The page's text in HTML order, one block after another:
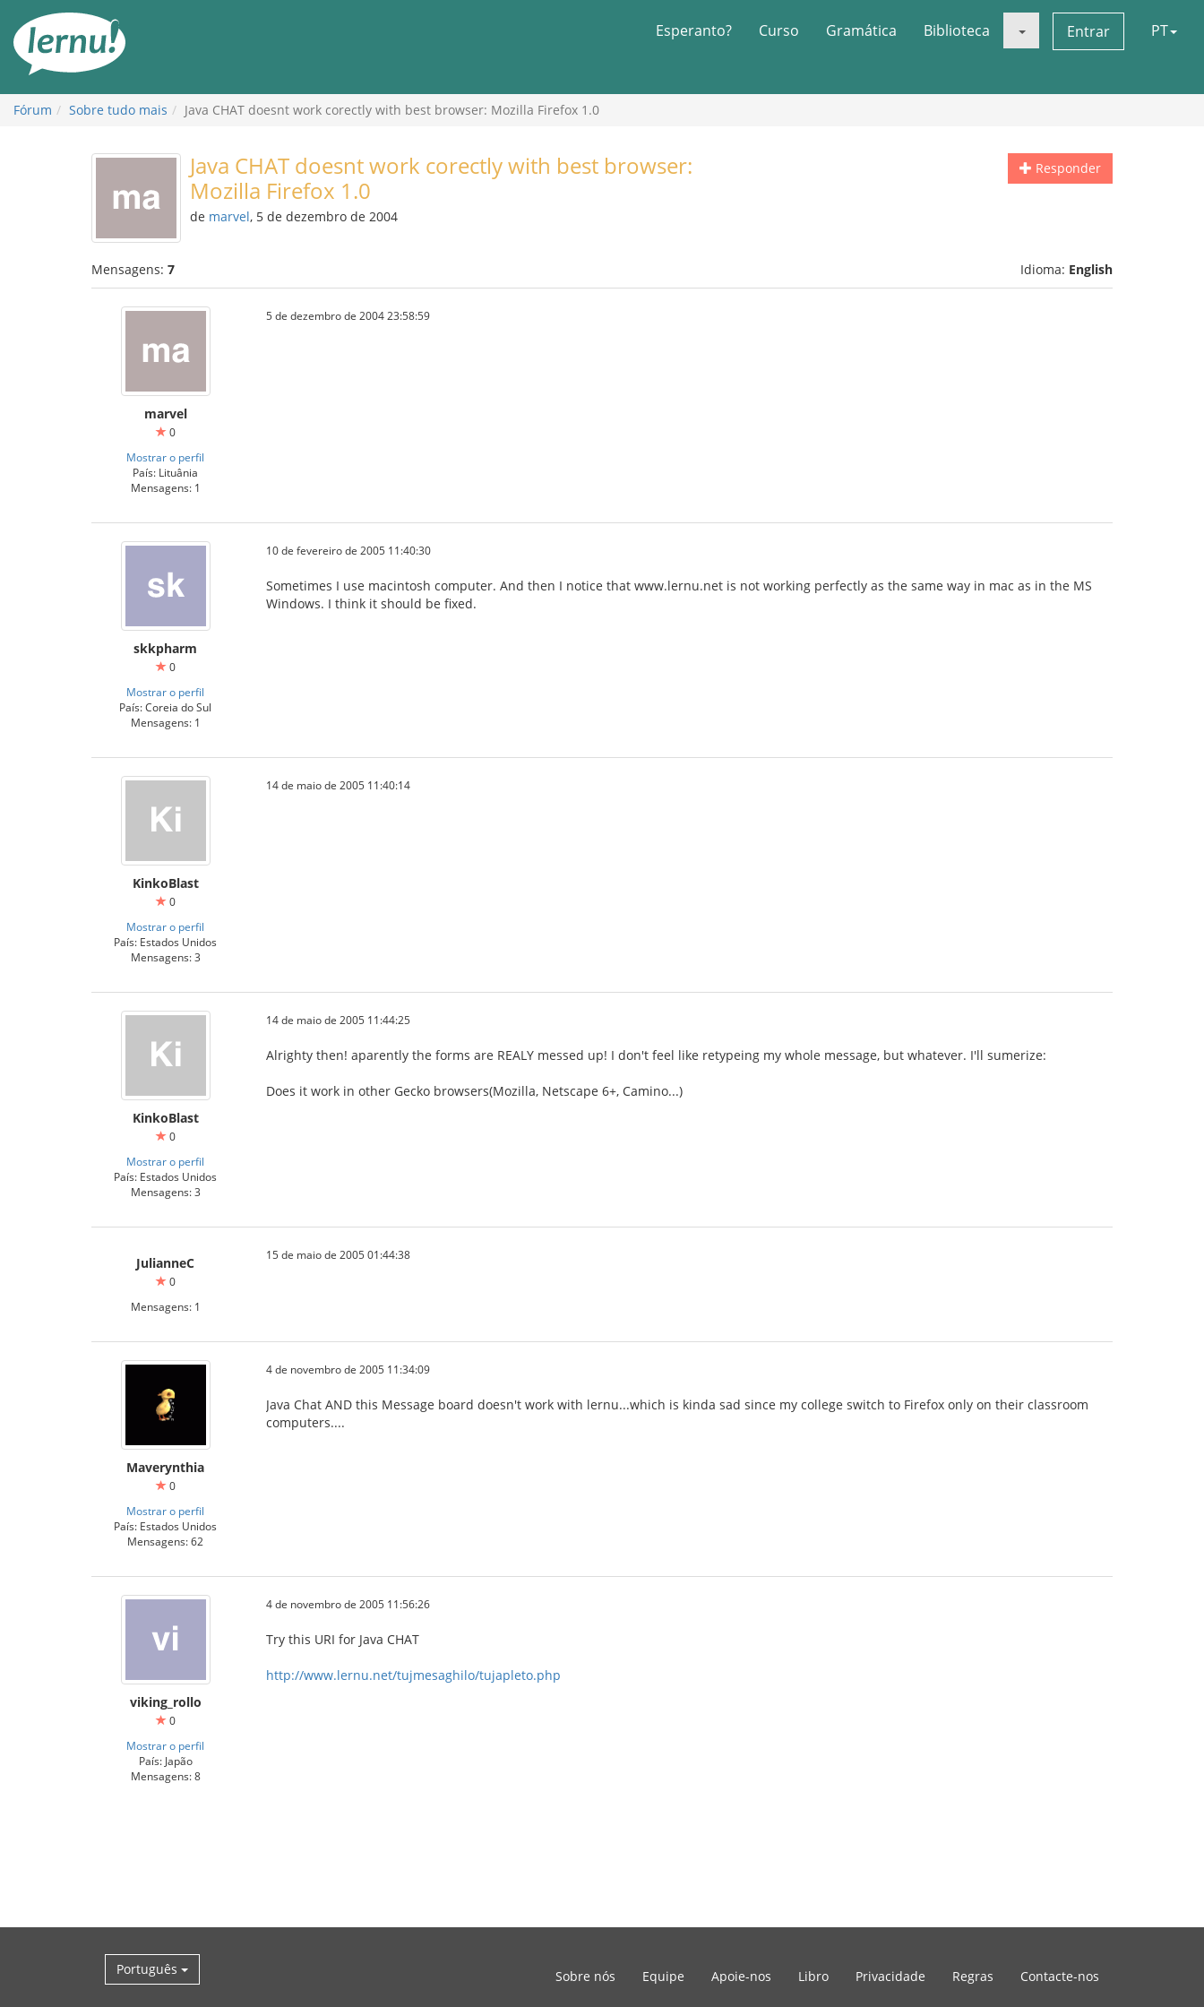
conteúdo
Esperanto? Curso Gramática Biblioteca Entrar PT
Fórum Sobre tudo mais Java CHAT doesnt work corectly with best browser: Mozilla Firefox 1.0
Responder
Java CHAT doesnt work corectly with best browser:
Mozilla Firefox 1.0
de marvel, 5 de dezembro de 2004
Mensagens: 7 Idioma: English
marvel
0
Mostrar o perfil
País: Lituânia
Mensagens: 1
5 de dezembro de 2004 23:58:59
skkpharm
0
Mostrar o perfil
País: Coreia do Sul
Mensagens: 1
10 de fevereiro de 2005 11:40:30
Sometimes I use macintosh computer. And then I notice that www.lernu.net is not working perfectly as the same way in mac as in the MS
Windows. I think it should be fixed.
KinkoBlast
0
Mostrar o perfil
País: Estados Unidos
Mensagens: 3
14 de maio de 2005 11:40:14
KinkoBlast
0
Mostrar o perfil
País: Estados Unidos
Mensagens: 3
14 de maio de 2005 11:44:25
Alrighty then! aparently the forms are REALY messed up! I don't feel like retypeing my whole message, but whatever. I'll sumerize:
Does it work in other Gecko browsers(Mozilla, Netscape 6+, Camino...)
JulianneC
0
Mensagens: 1
15 de maio de 2005 01:44:38
Maverynthia
0
Mostrar o perfil
País: Estados Unidos
Mensagens: 62
4 de novembro de 2005 11:34:09
Java Chat AND this Message board doesn't work with lernu...which is kinda sad since my college switch to Firefox only on their classroom
computers....
viking_rollo
0
Mostrar o perfil
País: Japão
Mensagens: 8
4 de novembro de 2005 11:56:26
Try this URI for Java CHAT
http://www.lernu.net/tujmesaghilo/tujapleto.php
Português Sobre nós Equipe Apoie-nos Libro Privacidade Regras Contacte-nos